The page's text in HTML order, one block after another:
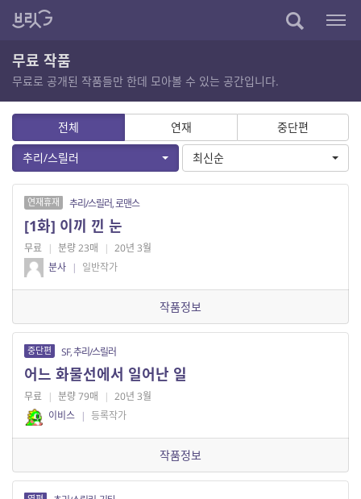
무료 작품
무료로 공개된 작품들만 한데 모아볼 수 있는 공간입니다.
전체 연재
중단편
추리/스릴러
최신순
연재휴재 추리/스릴러, 로맨스
[1화] 이끼 낀 눈
무료 | 분량 23매 | 20년 3월
분사 | 일반작가
작품정보
중단편 SF, 추리/스릴러
어느 화물선에서 일어난 일
무료 | 분량 79매 | 20년 3월
이비스 | 등록작가
작품정보